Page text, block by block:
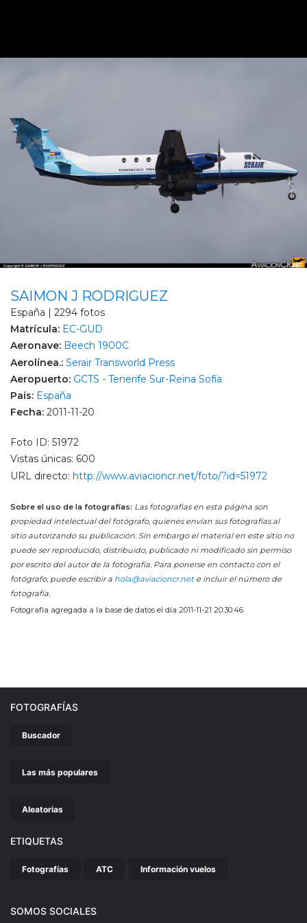
SAIMON J RODRIGUEZ
España | 2294 fotos
Matrícula: EC-GUD
Aeronave: Beech 1900C
Aerolínea.: Serair Transworld Press
Aeropuerto: GCTS - Tenerife Sur-Reina Sofía
País: España
Fecha: 2011-11-20
Foto ID: 51972
Vistas únicas: 600
URL directo: http://www.aviacioncr.net/foto/?id=51972
Sobre el uso de la fotografías: Las fotografías en esta página son
propiedad intelectual del fotógrafo, quienes envían sus fotografías al
sitio autorizando su publicación. Sin embargo el material en este sitio no
puede ser reproducido, distribuido, publicado ni modificado sin permiso
por escrito del autor de la fotografía. Para ponerse en contacto con el
fotógrafo, puede escribir a hola@aviacioncr.nete incluir el número de
fotografía.
Fotografía agregada a la base de datos el día 2011-11-21 20:30:46
FOTOGRAFÍAS
Buscador
Las más populares
Aleatorias
ETIQUETAS
Fotografías ATC Información vuelos
SOMOS SOCIALES